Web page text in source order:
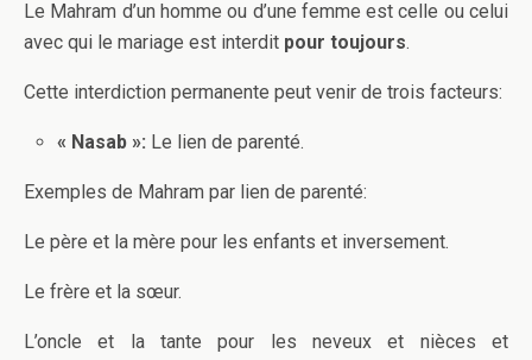
Le Mahram d’un homme ou d’une femme est celle ou celui
avec qui le mariage est interdit pour toujours.
Cette interdiction permanente peut venir de trois facteurs:
« Nasab »: Le lien de parenté.
Exemples de Mahram par lien de parenté:
Le père et la mère pour les enfants et inversement.
Le frère et la sœur.
L’oncle et la tante pour les neveux et nièces et